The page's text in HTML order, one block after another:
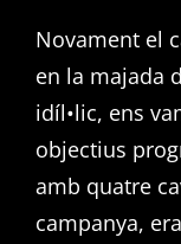
Novament el
en la majada
idíl•lic, ens
objectius
amb quatre
campanya,